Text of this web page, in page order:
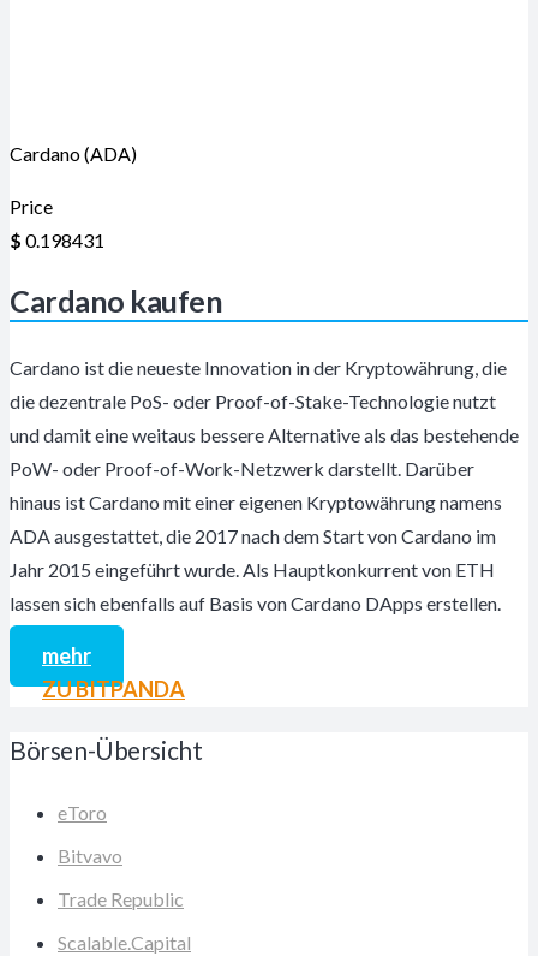
Cardano (ADA)
Price
$ 0.198431
Cardano kaufen
Cardano ist die neueste Innovation in der Kryptowährung, die
die dezentrale PoS- oder Proof-of-Stake-Technologie nutzt
und damit eine weitaus bessere Alternative als das bestehende
PoW- oder Proof-of-Work-Netzwerk darstellt. Darüber
hinaus ist Cardano mit einer eigenen Kryptowährung namens
ADA ausgestattet, die 2017 nach dem Start von Cardano im
Jahr 2015 eingeführt wurde. Als Hauptkonkurrent von ETH
lassen sich ebenfalls auf Basis von Cardano DApps erstellen.
mehr
ZU BITPANDA
Börsen-Übersicht
eToro
Bitvavo
Trade Republic
Scalable.Capital